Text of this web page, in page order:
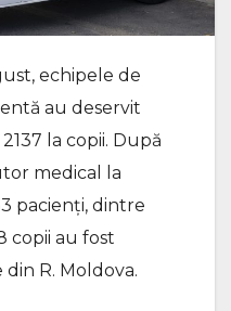
echipele de
au deservit
la copii. După
medical la
pacienți, dintre
copii au fost
R. Moldova.